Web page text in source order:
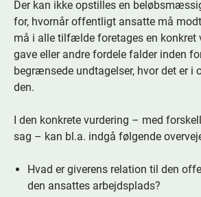
Der kan ikke opstilles en
for, hvornår offentligt ansatte må
må i alle tilfælde foretages en konkret
gave eller andre fordele falder inden
begrænsede undtagelser, hvor det er i
den.
I den konkrete vurdering – med
sag – kan bl.a. indgå følgende
Hvad er giverens relation til den
den ansattes arbejdsplads?